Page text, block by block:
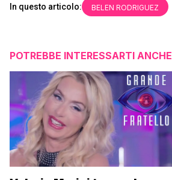
In questo articolo: BELEN RODRIGUEZ
POTREBBE INTERESSARTI ANCHE